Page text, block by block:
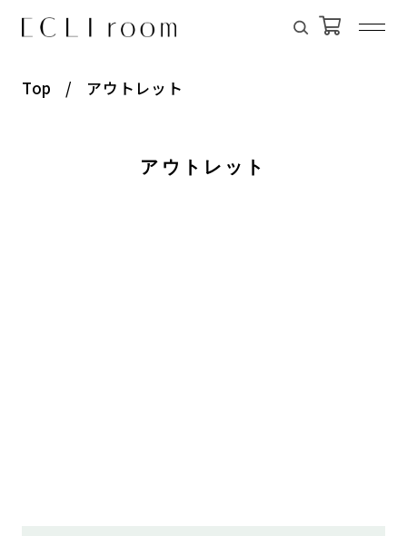
Top アウトレット
アウトレット